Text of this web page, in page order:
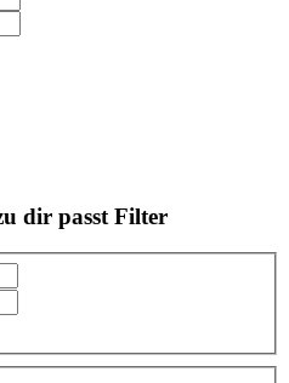
dir passt Filter